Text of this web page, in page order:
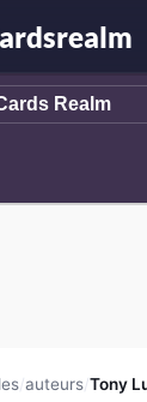
/auteurs/Tony